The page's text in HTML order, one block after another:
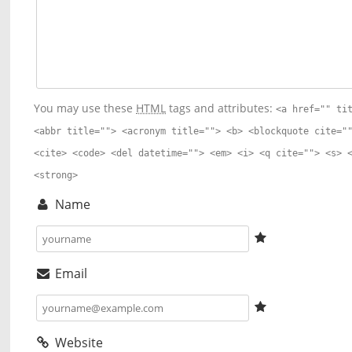
You may use these HTML tags and attributes:<a href=""
<abbr title=""> <acronym title=""> <b> <blockquote
<cite> <code> <del datetime=""> <em> <i> <q cite=""> <s>
<strong>
Name
Email
Website